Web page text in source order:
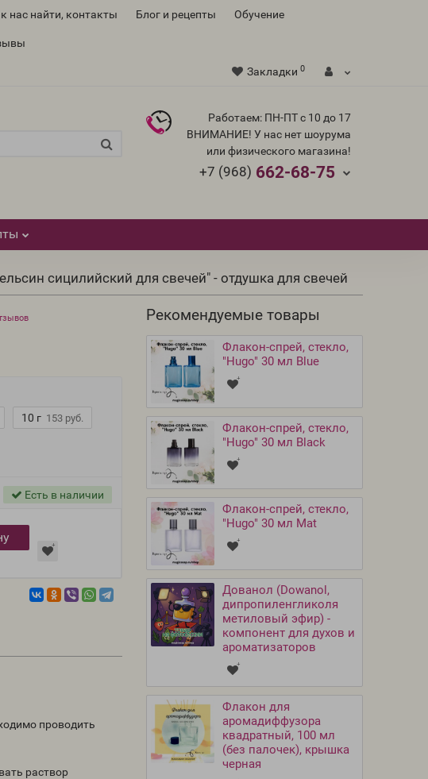
нас найти, контакты Блог и рецепты Обучение
Закладки 0
Работаем: ПН-ПТ с 10 до 17
ВНИМАНИЕ! У нас нет шоурума
или физического магазина!
+7 (968) 662-68-75
сицилийский для свечей" - отдушка для свечей
10 г 153 руб.
Есть в наличии
проводить
раствор
Рекомендуемые товары
Флакон-спрей, стекло,
"Hugo" 30 мл Blue
Флакон-спрей, стекло,
"Hugo" 30 мл Black
Флакон-спрей, стекло,
"Hugo" 30 мл Mat
Дованол (Dowanol,
дипропиленгликоля
метиловый эфир) -
компонент для духов и
ароматизаторов
Флакон для
аромадиффузора
квадратный, 100 мл
(без палочек), крышка
черная